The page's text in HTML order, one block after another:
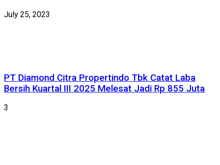
July 25, 2023
PT Diamond Citra Propertindo Tbk Catat Laba
Bersih Kuartal III 2025 Melesat Jadi Rp 855 Juta
3